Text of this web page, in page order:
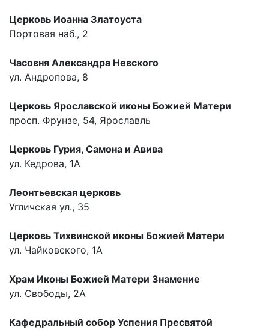
Церковь Иоанна Златоуста
Портовая наб., 2
Часовня Александра Невского
ул. Андропова, 8
Церковь Ярославской иконы Божией Матери
просп. Фрунзе, 54, Ярославль
Церковь Гурия, Самона и Авива
ул. Кедрова, 1А
Леонтьевская церковь
Угличская ул., 35
Церковь Тихвинской иконы Божией Матери
ул. Чайковского, 1А
Храм Иконы Божией Матери Знамение
ул. Свободы, 2А
Кафедральный собор Успения Пресвятой